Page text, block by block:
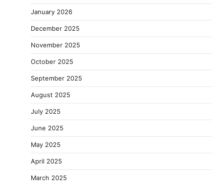
January 2026
December 2025
November 2025
October 2025
September 2025
August 2025
July 2025
June 2025
May 2025
April 2025
March 2025